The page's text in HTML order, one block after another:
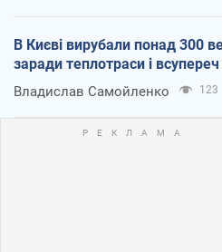
В Києві вирубали понад 300
заради теплотраси і
Владислав Самойленко 123